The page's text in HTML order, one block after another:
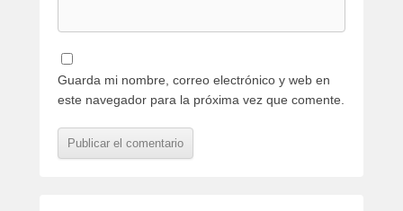
Guarda mi nombre, correo electrónico y web en
este navegador para la próxima vez que comente.